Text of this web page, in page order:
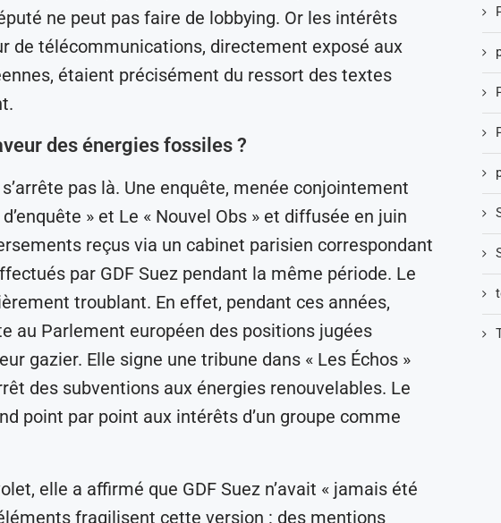
ne peut pas faire de lobbying. Or les intérêts
de télécommunications, directement exposé aux
étaient précisément du ressort des textes
des énergies fossiles ?
pas là. Une enquête, menée conjointement
» et Le « Nouvel Obs » et diffusée en juin
reçus via un cabinet parisien correspondant
par GDF Suez pendant la même période. Le
troublant. En effet, pendant ces années,
au Parlement européen des positions jugées
gazier. Elle signe une tribune dans « Les Échos »
des subventions aux énergies renouvelables. Le
point par point aux intérêts d’un groupe comme
elle a affirmé que GDF Suez n’avait « jamais été
fragilisent cette version : des mentions